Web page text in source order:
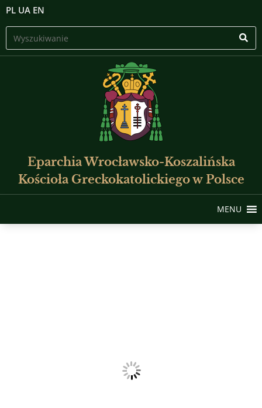
PL UA EN
Eparchia Wrocławsko-Koszalińska
Kościoła Greckokatolickiego w Polsce
MENU